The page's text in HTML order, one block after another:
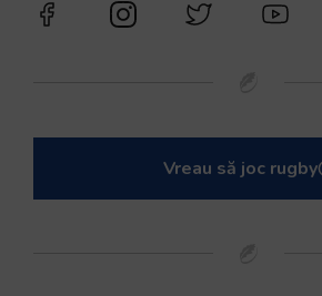
Vreau să joc rugby